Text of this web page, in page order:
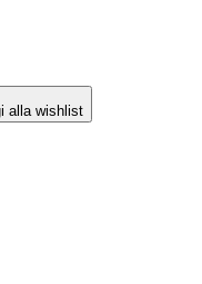
alla wishlist